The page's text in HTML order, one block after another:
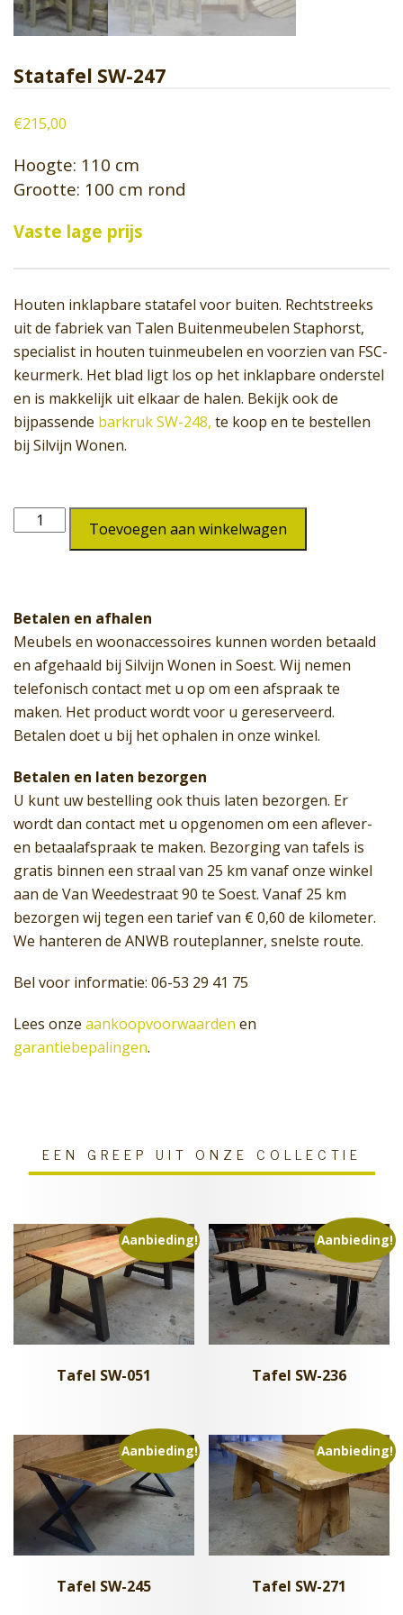
Statafel SW-247
€215,00
Hoogte: 110 cm
Grootte: 100 cm rond
Vaste lage prijs
Houten inklapbare statafel voor buiten. Rechtstreeks
uit de fabriek van Talen Buitenmeubelen Staphorst,
specialist in houten tuinmeubelen en voorzien van FSC-
keurmerk. Het blad ligt los op het inklapbare onderstel
en is makkelijk uit elkaar de halen. Bekijk ook de
bijpassende barkruk SW-248, te koop en te bestellen
bij Silvijn Wonen.
Statafel
SW-
Toevoegen aan winkelwagen
Betalen en afhalen
Meubels en woonaccessoires kunnen worden betaald
en afgehaald bij Silvijn Wonen in Soest. Wij nemen
telefonisch contact met u op om een afspraak te
maken. Het product wordt voor u gereserveerd.
Betalen doet u bij het ophalen in onze winkel.
Betalen en laten bezorgen
U kunt uw bestelling ook thuis laten bezorgen. Er
wordt dan contact met u opgenomen om een aflever-
en betaalafspraak te maken. Bezorging van tafels is
gratis binnen een straal van 25 km vanaf onze winkel
aan de Van Weedestraat 90 te Soest. Vanaf 25 km
bezorgen wij tegen een tarief van € 0,60 de kilometer.
We hanteren de ANWB routeplanner, snelste route.
Bel voor informatie: 06-53 29 41 75
Lees onze aankoopvoorwaarden en
garantiebepalingen.
EEN GREEP UIT ONZE COLLECTIE
Aanbieding!
Tafel SW-051
Aanbieding!
Tafel SW-236
Aanbieding!
Tafel SW-245
Aanbieding!
Tafel SW-271